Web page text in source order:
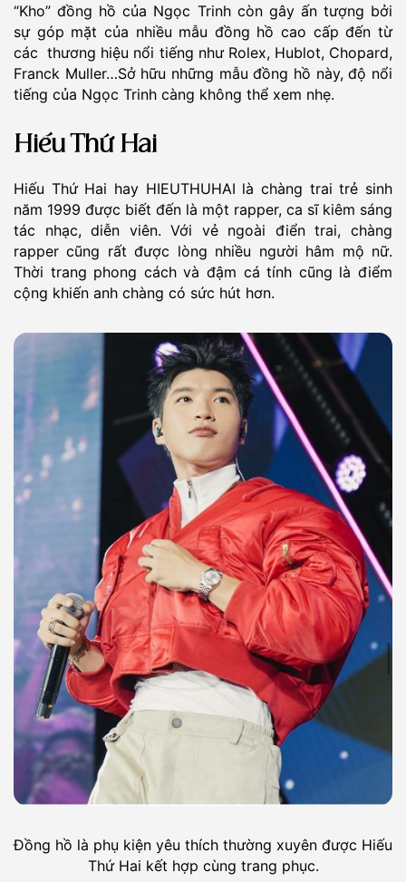
“Kho” đồng hồ của Ngọc Trinh còn gây ấn tượng bởi
sự góp mặt của nhiều mẫu đồng hồ cao cấp đến từ
các thương hiệu nổi tiếng như Rolex, Hublot, Chopard,
Franck Muller…Sở hữu những mẫu đồng hồ này, độ nổi
tiếng của Ngọc Trinh càng không thể xem nhẹ.
Hiếu Thứ Hai
Hiếu Thứ Hai hay HIEUTHUHAI là chàng trai trẻ sinh
năm 1999 được biết đến là một rapper, ca sĩ kiêm sáng
tác nhạc, diễn viên. Với vẻ ngoài điển trai, chàng
rapper cũng rất được lòng nhiều người hâm mộ nữ.
Thời trang phong cách và đậm cá tính cũng là điểm
cộng khiến anh chàng có sức hút hơn.
Đồng hồ là phụ kiện yêu thích thường xuyên được Hiếu
Thứ Hai kết hợp cùng trang phục.